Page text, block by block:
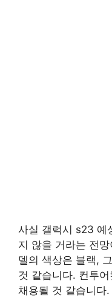
사실 갤럭시 s23 예
지 않을 거라는 전
델의 색상은 블랙,
것 같습니다. 컨투
채용될 것 같습니다